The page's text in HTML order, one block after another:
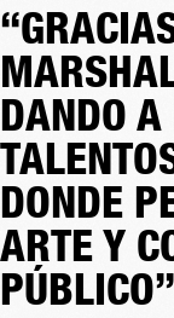
DANDO A
DONDE
ARTE Y
PÚBLICO”